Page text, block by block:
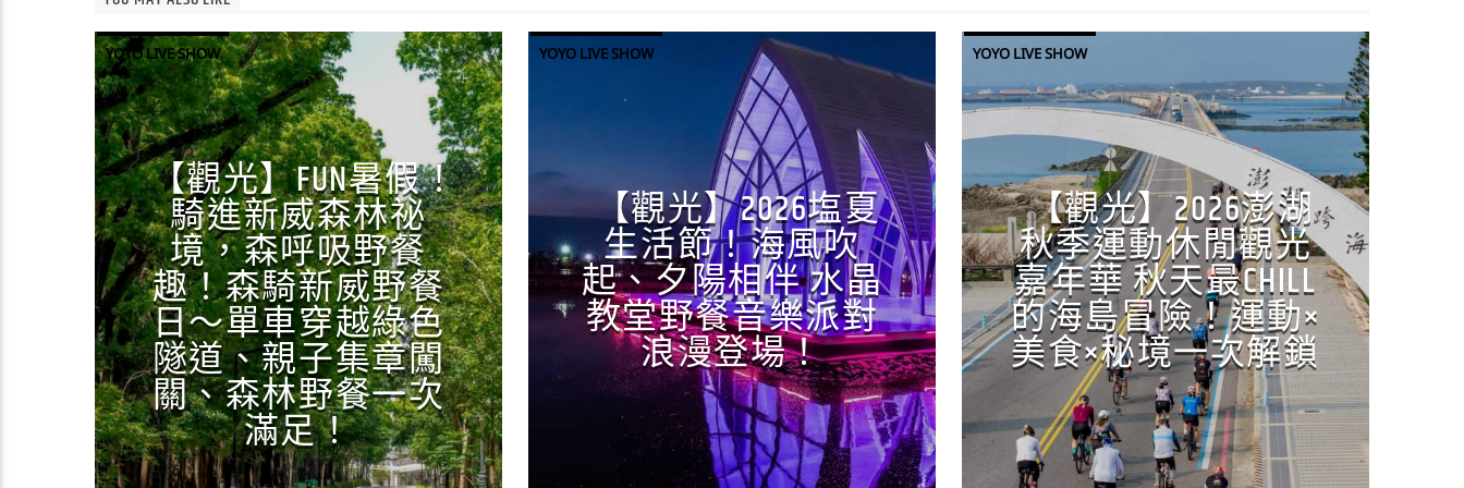
YOYO LIVE SHOW
【觀光】FUN暑假！
騎進新威森林祕
境，森呼吸野餐
趣！森騎新威野餐
日～單車穿越綠色
隧道、親子集章闖
關、森林野餐一次
滿足！
YOYO LIVE SHOW
【觀光】2026塩夏
生活節！海風吹
起、夕陽相伴 水晶
教堂野餐音樂派對
浪漫登場！
YOYO LIVE SHOW
【觀光】2026澎湖
秋季運動休閒觀光
嘉年華 秋天最CHILL
的海島冒險！運動×
美食×秘境一次解鎖